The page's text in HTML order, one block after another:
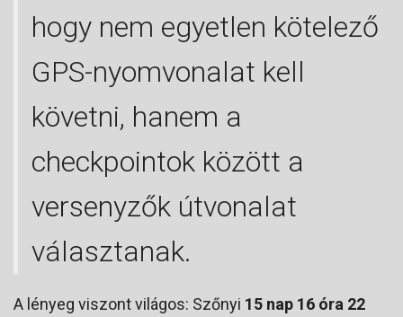
hogy nem egyetlen kötelező
GPS-nyomvonalat kell
követni, hanem a
checkpointok között a
versenyzők útvonalat
választanak.
A lényeg viszont világos: Szőnyi 15 nap 16 óra 22